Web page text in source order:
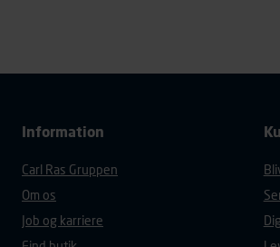
Information
Carl Ras Gruppen
Om os
Job og karriere